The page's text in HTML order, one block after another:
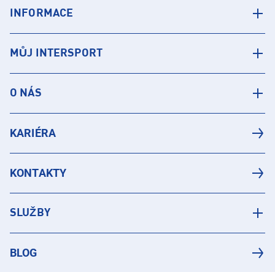
INFORMACE
MŮJ INTERSPORT
O NÁS
KARIÉRA
KONTAKTY
SLUŽBY
BLOG